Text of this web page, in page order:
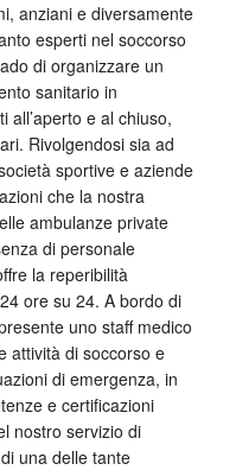
anziani e diversamente
esperti nel soccorso
di organizzare un
sanitario in
all’aperto e al chiuso,
Rivolgendosi sia ad
sportive e aziende
che la nostra
ambulanze private
di personale
la reperibilità
ore su 24. A bordo di
uno staff medico
attività di soccorso e
di emergenza, in
e certificazioni
nostro servizio di
una delle tante